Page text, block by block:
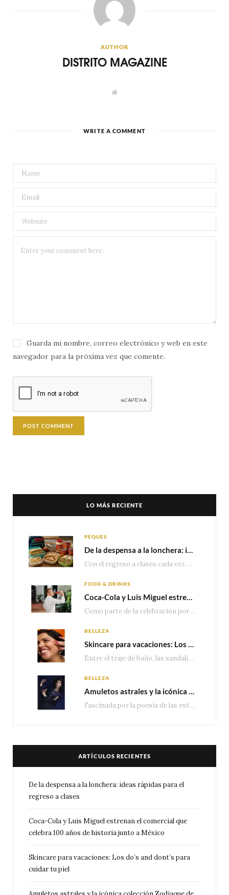
AUTHOR
DISTRITO MAGAZINE
W
e
WRITE A COMMENT
Guarda mi nombre, correo electrónico y web en este
navegador para la próxima vez que comente.
LO MÁS RECIENTE
PEQUES
De la despensa a la lonchera: ideas rápidas para el regreso a clases
Con el regreso a clases cada vez más cerca, las familias comienzan a reorganizar horarios,…
FOOD & DRINKS
Coca-Cola y Luis Miguel estrenan el comercial que celebra 100 años de historia junto a México
Como parte de la celebración por sus primeros 100 años enMéxico, Coca-Cola presenta hoy el…
BELLEZA
Skincare para vacaciones: Los do’s and dont’s para cuidar tu piel
Entre el traje de baño, las sandalias, los lentes de sol y los looks que…
BELLEZA
Amuletos astrales y la icónica colección Zodiaque de Van Cleef & Arpels
Fascinada por la poesía de las estrellas, la Maison Van Cleef & Arpels celebra la llegada de las…
ARTÍCULOS RECIENTES
De la despensa a la lonchera: ideas rápidas para el
regreso a clases
Coca-Cola y Luis Miguel estrenan el comercial que
celebra 100 años de historia junto a México
Skincare para vacaciones: Los do’s and dont’s para
cuidar tu piel